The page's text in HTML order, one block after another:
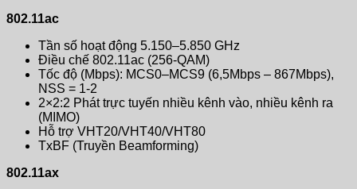
802.11ac
Tần số hoạt động 5.150–5.850 GHz
Điều chế 802.11ac (256-QAM)
Tốc độ (Mbps): MCS0–MCS9 (6,5Mbps – 867Mbps),
NSS = 1-2
2×2:2 Phát trực tuyến nhiều kênh vào, nhiều kênh ra
(MIMO)
Hỗ trợ VHT20/VHT40/VHT80
TxBF (Truyền Beamforming)
802.11ax